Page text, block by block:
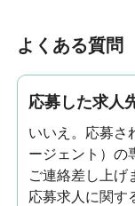
よくある質問
応募した求人
いいえ。応募さ
ージェント）の
ご連絡差し上げ
応募求人に関す